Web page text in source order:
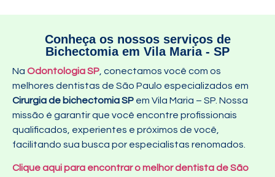
Conheça os nossos serviços de
Bichectomia em Vila Maria - SP
Na Odontologia SP , conectamos você com os
melhores dentistas de São Paulo especializados em
Cirurgia de bichectomia SP em Vila Maria – SP . Nossa
missão é garantir que você encontre profissionais
qualificados, experientes e próximos de você,
facilitando sua busca por especialistas renomados.
Clique aqui para encontrar o melhor dentista de São